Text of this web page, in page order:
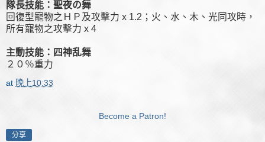
隊長技能：聖夜の舞
回復型寵物之ＨＰ及攻擊力 x 1.2；火、水、木、光同攻時，
所有寵物之攻擊力 x 4
主動技能：四神乱舞
２０％重力
at 晚上10:33
Become a Patron!
分享